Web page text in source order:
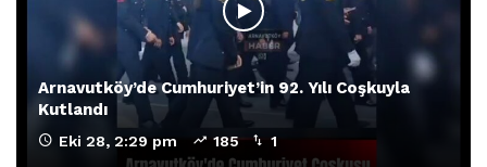
Arnavutköy’de Cumhuriyet’in 92. Yılı Coşkuyla
Kutlandı
Eki 28, 2:29 pm 185 1